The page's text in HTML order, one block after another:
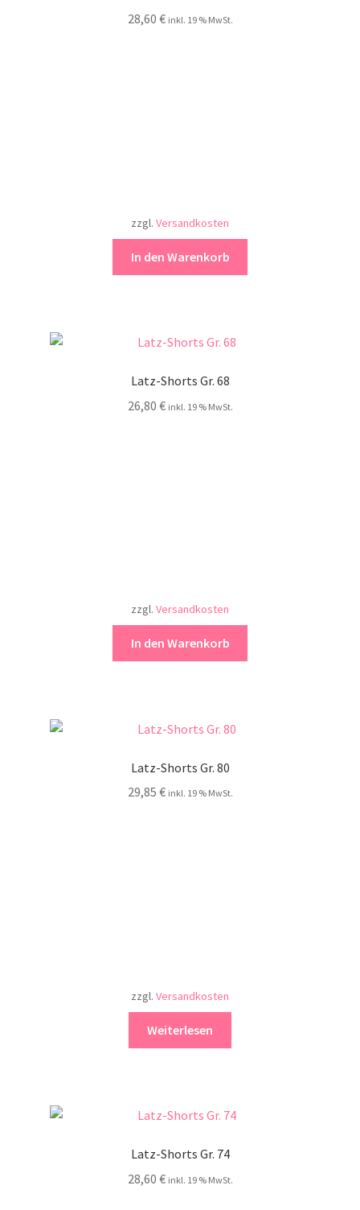
28,60 € inkl. 19 % MwSt.
zzgl. Versandkosten
In den Warenkorb
Latz-Shorts Gr. 68
26,80 € inkl. 19 % MwSt.
zzgl. Versandkosten
In den Warenkorb
Latz-Shorts Gr. 80
29,85 € inkl. 19 % MwSt.
zzgl. Versandkosten
Weiterlesen
Latz-Shorts Gr. 74
28,60 € inkl. 19 % MwSt.